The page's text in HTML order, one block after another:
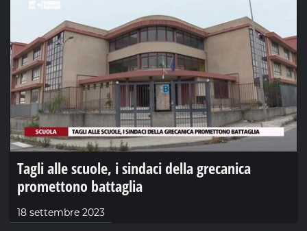
Tagli alle scuole, i sindaci della grecanica
promettono battaglia
18 settembre 2023